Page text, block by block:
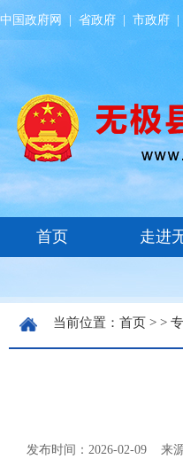
中国政府网 省政府 市政府
当前位置： 首页 > >
发布时间：2026-02-09 来